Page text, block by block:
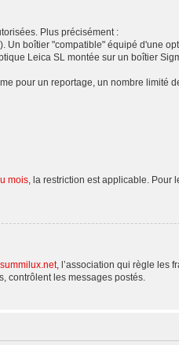
Plus précisément :
boîtier "compatible" équipé d'une
Leica SL montée sur un boîtier
pour un reportage, un nombre limité
mois, la restriction est applicable. Pour
, l’association qui règle les
contrôlent les messages postés.